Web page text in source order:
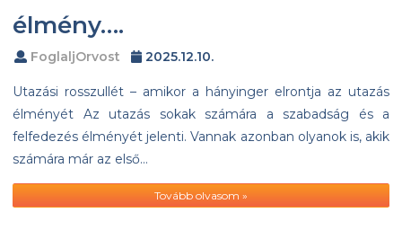
élmény….
FoglaljOrvost 2025.12.10.
Utazási rosszullét – amikor a hányinger elrontja az utazás
élményét Az utazás sokak számára a szabadság és a
felfedezés élményét jelenti. Vannak azonban olyanok is, akik
számára már az első…
Tovább olvasom »